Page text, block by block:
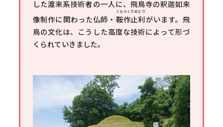
した渡来系技術者の一人に、飛鳥寺の釈迦如来
像制作に関わった仏師・ 鞍作止利
くらつくりのとり
がいます。飛
鳥の文化は、こうした高度な技術によって形づ
くられていきました。